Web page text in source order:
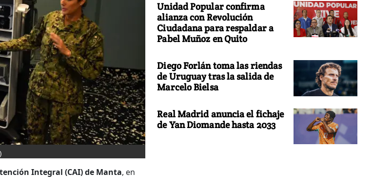
Integral (CAI) de Manta, en
Unidad Popular confirma
alianza con Revolución
Ciudadana para respaldar a
Pabel Muñoz en Quito
Diego Forlán toma las riendas
de Uruguay tras la salida de
Marcelo Bielsa
Real Madrid anuncia el fichaje
de Yan Diomande hasta 2033